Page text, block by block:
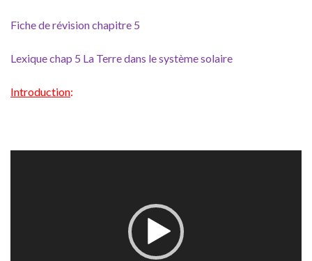
Fiche de révision chapitre 5
Lexique chap 5 La Terre dans le système solaire
Introduction: